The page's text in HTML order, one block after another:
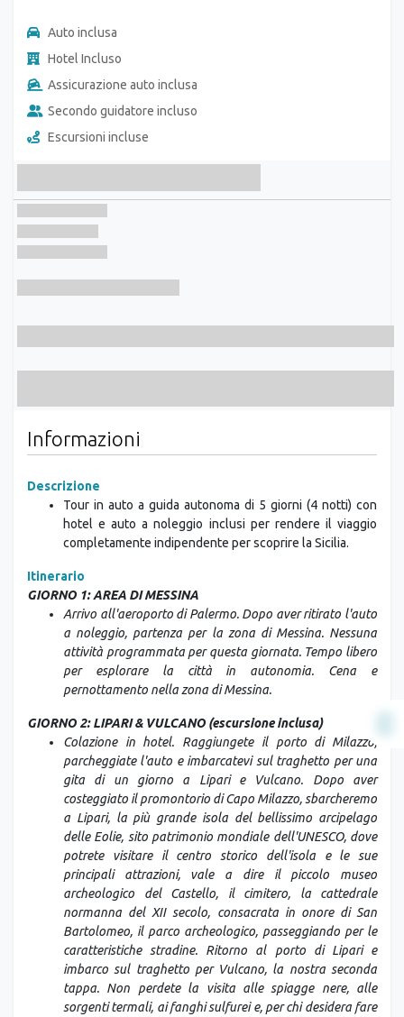
Auto inclusa
Hotel Incluso
Assicurazione auto inclusa
Secondo guidatore incluso
Escursioni incluse
Informazioni
Descrizione
Tour in auto a guida autonoma di 5 giorni (4 notti) con
hotel e auto a noleggio inclusi per rendere il viaggio
completamente indipendente per scoprire la Sicilia.
Itinerario
GIORNO 1: AREA DI MESSINA
Arrivo all'aeroporto di Palermo. Dopo aver ritirato l'auto
a noleggio, partenza per la zona di Messina. Nessuna
attività programmata per questa giornata. Tempo libero
per esplorare la città in autonomia. Cena e
pernottamento nella zona di Messina.
GIORNO 2: LIPARI & VULCANO (escursione inclusa)
Colazione in hotel. Raggiungete il porto di Milazzo,
parcheggiate l'auto e imbarcatevi sul traghetto per una
gita di un giorno a Lipari e Vulcano. Dopo aver
costeggiato il promontorio di Capo Milazzo, sbarcheremo
a Lipari, la più grande isola del bellissimo arcipelago
delle Eolie, sito patrimonio mondiale dell'UNESCO, dove
potrete visitare il centro storico dell'isola e le sue
principali attrazioni, vale a dire il piccolo museo
archeologico del Castello, il cimitero, la cattedrale
normanna del XII secolo, consacrata in onore di San
Bartolomeo, il parco archeologico, passeggiando per le
caratteristiche stradine. Ritorno al porto di Lipari e
imbarco sul traghetto per Vulcano, la nostra seconda
tappa. Non perdete la visita alle spiagge nere, alle
sorgenti termali, ai fanghi sulfurei e, per chi desidera fare